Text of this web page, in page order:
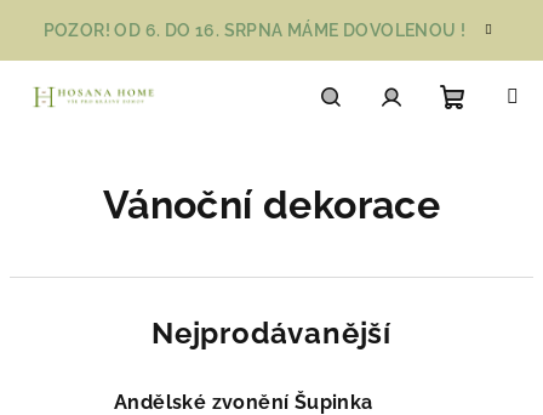
obsah
POZOR! OD 6. DO 16. SRPNA MÁME DOVOLENOU !
Vánoční dekorace
Nejprodávanější
Andělské zvonění Šupinka